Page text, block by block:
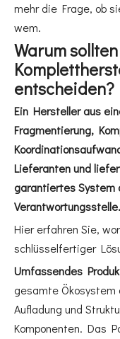
mehr die Frage, ob
wem.
Warum
entscheiden?
Ein Hersteller aus
Fragmentierung,
Lieferanten und
garantiertes System
Verantwortungsstelle.
Hier erfahren Sie,
schlüsselfertiger
Umfassendes
gesamte Ökosystem
Aufladung und
Komponenten. Das